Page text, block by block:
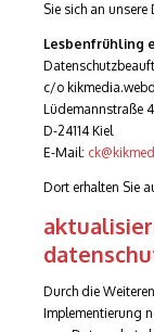
Sie sich an
Lesbenfrühling
c/o
Lüdemannstraße
D-​24114 Kiel
E-​Mail:
Dort erhalten Sie
Durch die
Implementierung